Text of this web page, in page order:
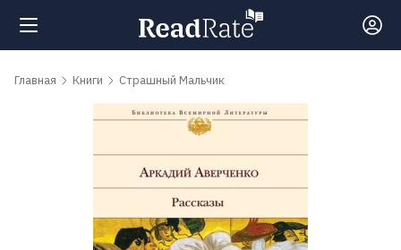
Поиск
Главная Книги Страшный Мальчик